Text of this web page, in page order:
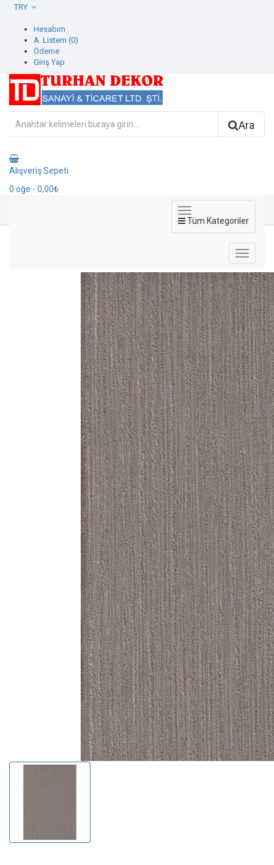
Hesabım
A. Listem (0)
Ödeme
Giriş Yap
Ara
Alışveriş Sepeti
0 öğe - 0,00₺
Tüm Kategoriler